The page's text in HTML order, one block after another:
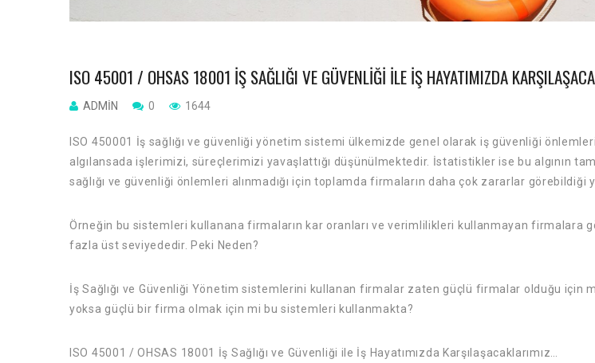
ISO 45001 / OHSAS 18001 İŞ SAĞLIĞI VE GÜVENLIĞI ILE İŞ HAYATIMIZDA
ADMIN 0 1644
ISO 450001 İş sağlığı ve güvenliği yönetim sistemi ülkemizde genel olarak iş güvenliği
algılansada işlerimizi, süreçlerimizi yavaşlattığı düşünülmektedir. İstatistikler ise bu algının
sağlığı ve güvenliği önlemleri alınmadığı için toplamda firmaların daha çok zararlar görebildiği
Örneğin bu sistemleri kullanana firmaların kar oranları ve verimlilikleri kullanmayan firmalara
fazla üst seviyededir. Peki Neden?
İş Sağlığı ve Güvenliği Yönetim sistemlerini kullanan firmalar zaten güçlü firmalar olduğu için
yoksa güçlü bir firma olmak için mi bu sistemleri kullanmakta?
ISO 45001 / OHSAS 18001 İş Sağlığı ve Güvenliği ile İş Hayatımızda Karşılaşacaklarımız…